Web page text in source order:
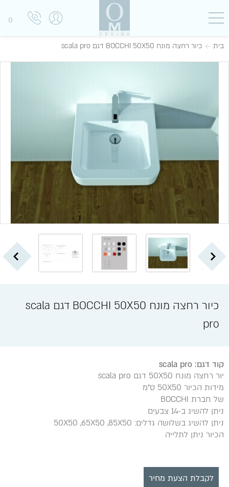
0
בית כיור רחצה מונח BOCCHI 50X50 דגם scala pro
כיור רחצה מונח BOCCHI 50X50 דגם scala
pro
קוד דגם: scala pro
יור רחצה מונח 50X50 דגם scala pro
מידות הכיור 50X50 ס"מ
של חברת BOCCHI
ניתן להשיג ב-14 צבעים
ניתן להשיג בשלושה גדלים: 50X50 ,65X50 ,85X50
הכיור ניתן לתלייה
לקבלת הצעת מחיר